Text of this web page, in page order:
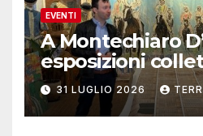
EVENTI
A Montechiaro
esposizioni
contemporanea
31 LUGLIO 2026